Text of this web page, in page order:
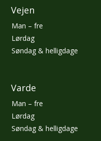
Vejen ​
​Man – fre
​Lørdag
Søndag & helligdage
Varde ​
​Man – fre
​Lørdag
Søndag & helligdage